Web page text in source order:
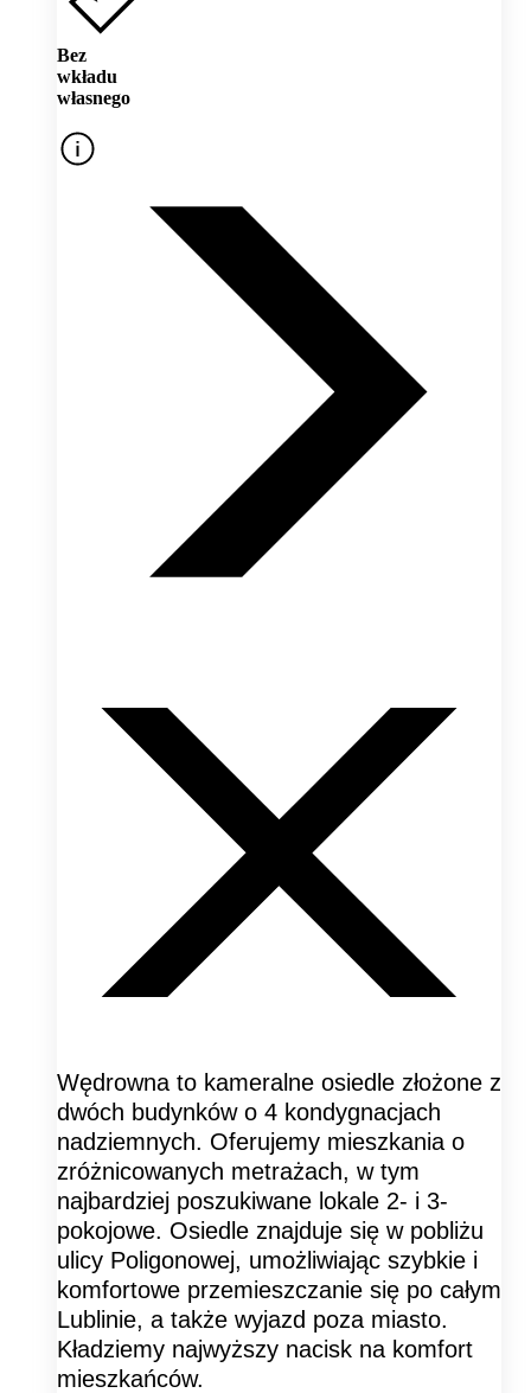
Bez
wkładu
własnego
Wędrowna to kameralne osiedle złożone z
dwóch budynków o 4 kondygnacjach
nadziemnych. Oferujemy mieszkania o
zróżnicowanych metrażach, w tym
najbardziej poszukiwane lokale 2- i 3-
pokojowe. Osiedle znajduje się w pobliżu
ulicy Poligonowej, umożliwiając szybkie i
komfortowe przemieszczanie się po całym
Lublinie, a także wyjazd poza miasto.
Kładziemy najwyższy nacisk na komfort
mieszkańców.